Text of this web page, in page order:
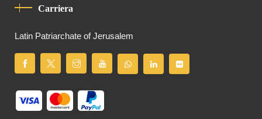
Carriera
Latin Patriarchate of Jerusalem